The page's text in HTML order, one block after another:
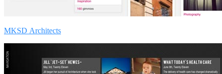
MKSD Architects